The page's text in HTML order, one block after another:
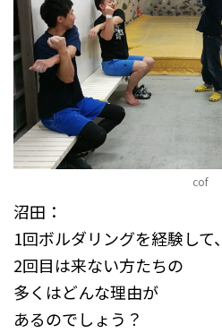
cof
沼田：
1回ボルダリングを経験して、
2回目は来ない方たちの
多くはどんな理由が
あるのでしょう？